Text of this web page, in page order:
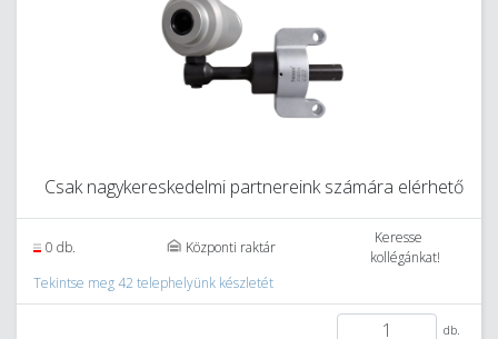
Csak nagykereskedelmi partnereink számára elérhető
0 db. Központi raktár
Keresse
kollégánkat!
Tekintse meg 42 telephelyünk készletét
db.